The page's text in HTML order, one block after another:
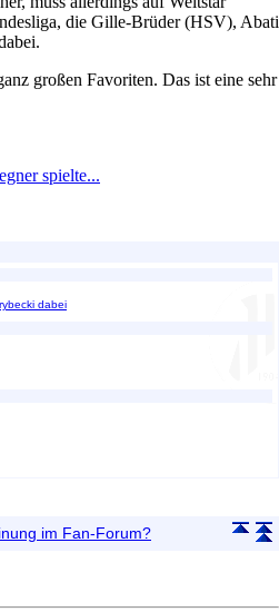
die Gille-Brüder (HSV), Abati
großen Favoriten. Das ist eine sehr
spielte...
dabei
im Fan-Forum?